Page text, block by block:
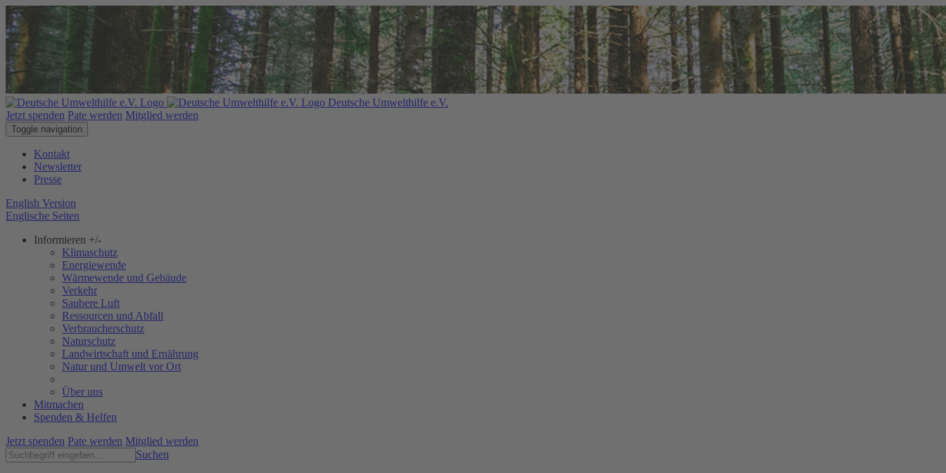
Deutsche Umwelthilfe e.V.
Jetzt spenden Pate werden Mitglied werden
Toggle navigation
Kontakt
Newsletter
Presse
English Version
Englische Seiten
Informieren +/-
Klimaschutz
Energiewende
Wärmewende und Gebäude
Verkehr
Saubere Luft
Ressourcen und Abfall
Verbraucherschutz
Naturschutz
Landwirtschaft und Ernährung
Natur und Umwelt vor Ort
Über uns
Mitmachen
Spenden & Helfen
Jetzt spenden Pate werden Mitglied werden
Suchen